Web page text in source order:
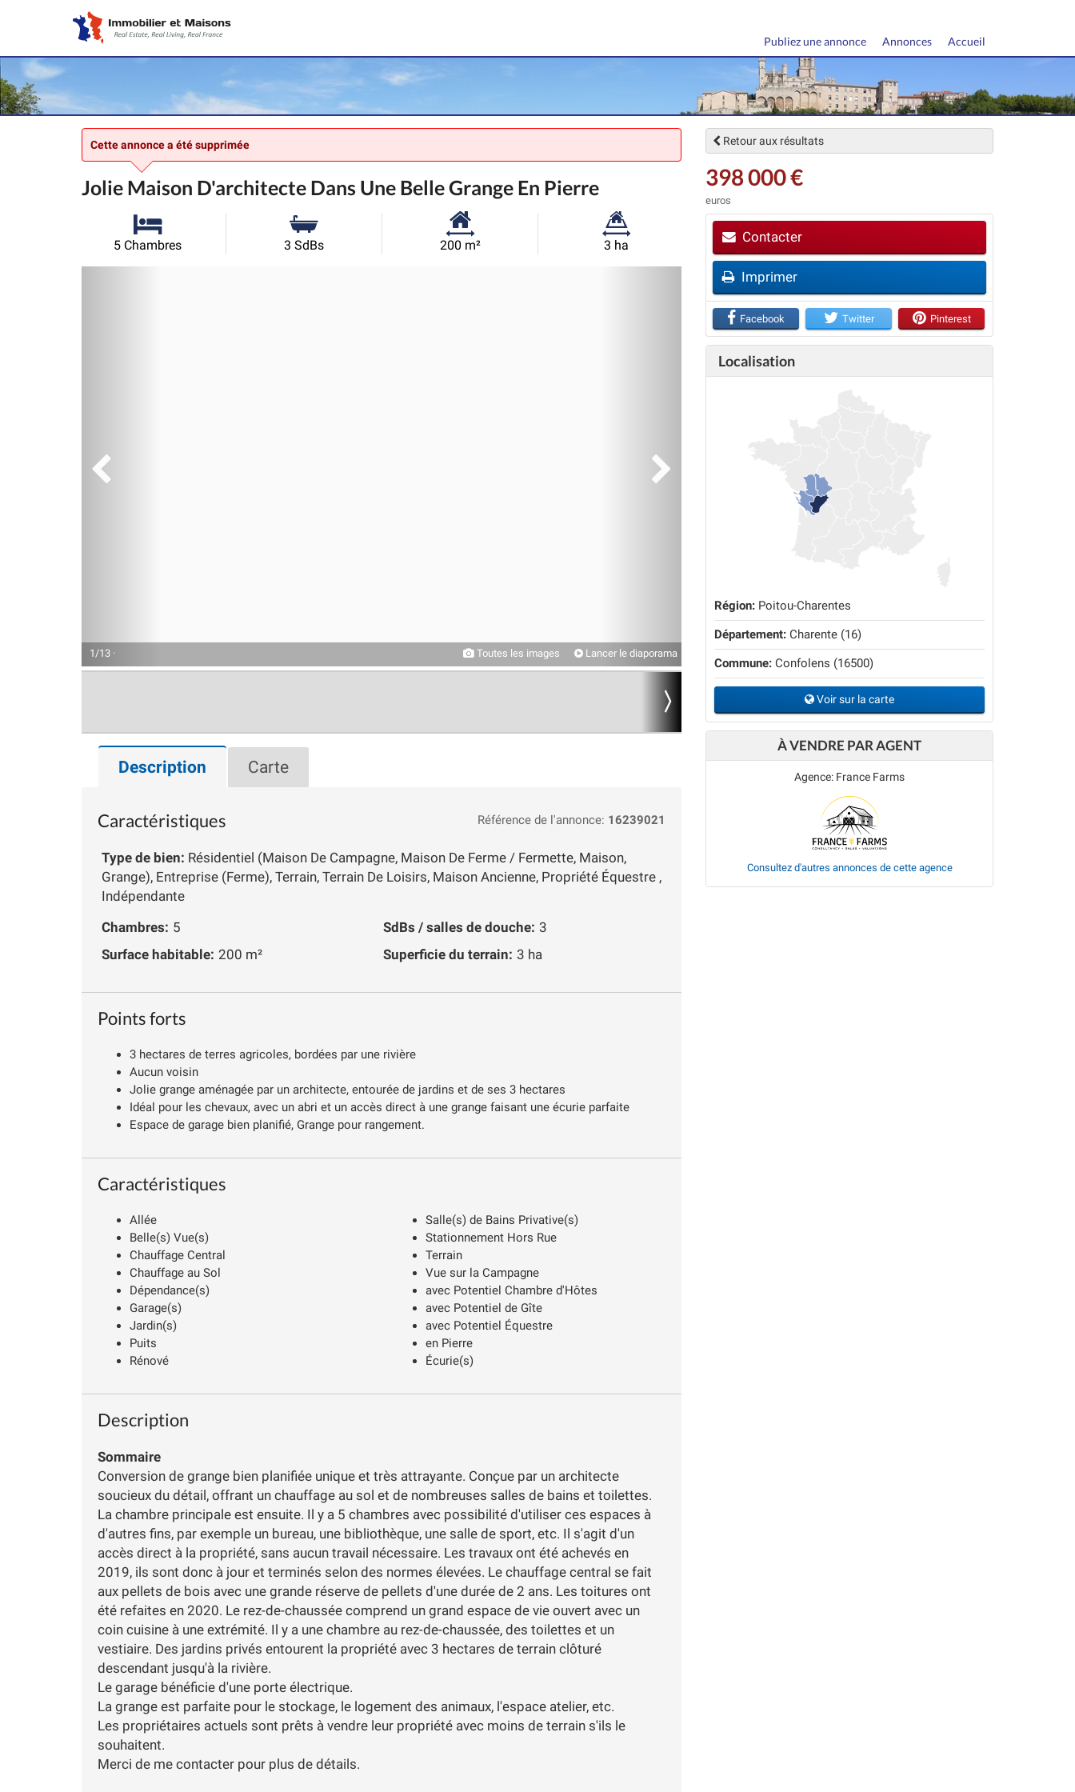
Accueil
Annonces
Publiez une annonce
Cette annonce a été supprimée
Jolie Maison D'architecte Dans Une Belle Grange En Pierre
5 Chambres 3 SdBs
Surface
200 m²
Superficie
3 ha
Suivant
1/13 · Toutes les images Lancer le diaporama
Description Carte
Caractéristiques Référence de l'annonce: 16239021
Type de bien: Résidentiel (Maison De Campagne, Maison De Ferme / Fermette, Maison,
Grange), Entreprise (Ferme), Terrain, Terrain De Loisirs, Maison Ancienne, Propriété Équestre ,
Indépendante
Chambres: 5 SdBs / salles de douche: 3
Surface habitable: 200 m² Superficie du terrain: 3 ha
Points forts
3 hectares de terres agricoles, bordées par une rivière
Aucun voisin
Jolie grange aménagée par un architecte, entourée de jardins et de ses 3 hectares
Idéal pour les chevaux, avec un abri et un accès direct à une grange faisant une écurie parfaite
Espace de garage bien planifié, Grange pour rangement.
Caractéristiques
Allée
Belle(s) Vue(s)
Chauffage Central
Chauffage au Sol
Dépendance(s)
Garage(s)
Jardin(s)
Puits
Rénové
Salle(s) de Bains Privative(s)
Stationnement Hors Rue
Terrain
Vue sur la Campagne
avec Potentiel Chambre d'Hôtes
avec Potentiel de Gîte
avec Potentiel Équestre
en Pierre
Écurie(s)
Description
Sommaire
Conversion de grange bien planifiée unique et très attrayante. Conçue par un architecte
soucieux du détail, offrant un chauffage au sol et de nombreuses salles de bains et toilettes.
La chambre principale est ensuite. Il y a 5 chambres avec possibilité d'utiliser ces espaces à
d'autres fins, par exemple un bureau, une bibliothèque, une salle de sport, etc. Il s'agit d'un
accès direct à la propriété, sans aucun travail nécessaire. Les travaux ont été achevés en
2019, ils sont donc à jour et terminés selon des normes élevées. Le chauffage central se fait
aux pellets de bois avec une grande réserve de pellets d'une durée de 2 ans. Les toitures ont
été refaites en 2020. Le rez-de-chaussée comprend un grand espace de vie ouvert avec un
coin cuisine à une extrémité. Il y a une chambre au rez-de-chaussée, des toilettes et un
vestiaire. Des jardins privés entourent la propriété avec 3 hectares de terrain clôturé
descendant jusqu'à la rivière.
Le garage bénéficie d'une porte électrique.
La grange est parfaite pour le stockage, le logement des animaux, l'espace atelier, etc.
Les propriétaires actuels sont prêts à vendre leur propriété avec moins de terrain s'ils le
souhaitent.
Merci de me contacter pour plus de détails.
Retour aux résultats
398 000 €
euros
Contacter
Imprimer
Facebook Twitter Pinterest
Localisation
Région: Poitou-Charentes
Département: Charente (16)
Commune: Confolens (16500)
Voir sur la carte
À VENDRE PAR AGENT
Agence: France Farms
Consultez d'autres annonces de cette agence